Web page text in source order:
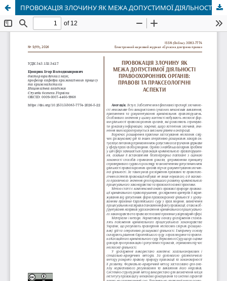
ПРОВОКАЦІЯ ЗЛОЧИНУ ЯК МЕЖА ДОПУСТИМОЇ ДІЯЛЬНОСТІ ПРАВООХОРОННИХ ОРГАНІВ: ПРАВОВІ ТА ПРАКСЕОЛОГІЧНІ АСПЕКТИ